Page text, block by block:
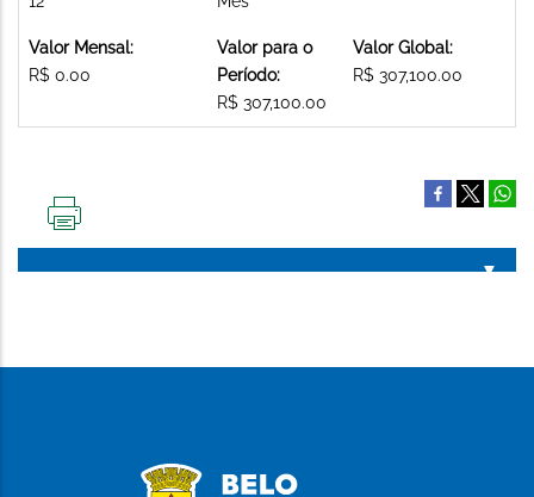
Valor Mensal:
R$ 0.00
Valor para o
Período:
R$ 307,100.00
Valor Global:
R$ 307,100.00
PÁGINA